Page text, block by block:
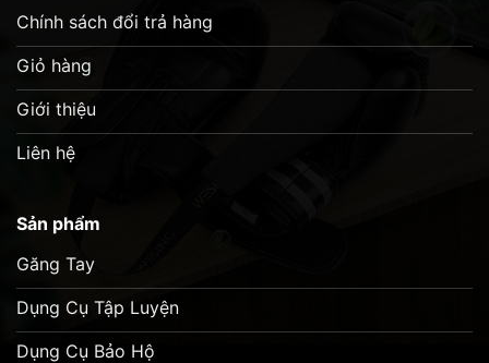
Chính sách đổi trả hàng
Giỏ hàng
Giới thiệu
Liên hệ
Sản phẩm
Găng Tay
Dụng Cụ Tập Luyện
Dụng Cụ Bảo Hộ